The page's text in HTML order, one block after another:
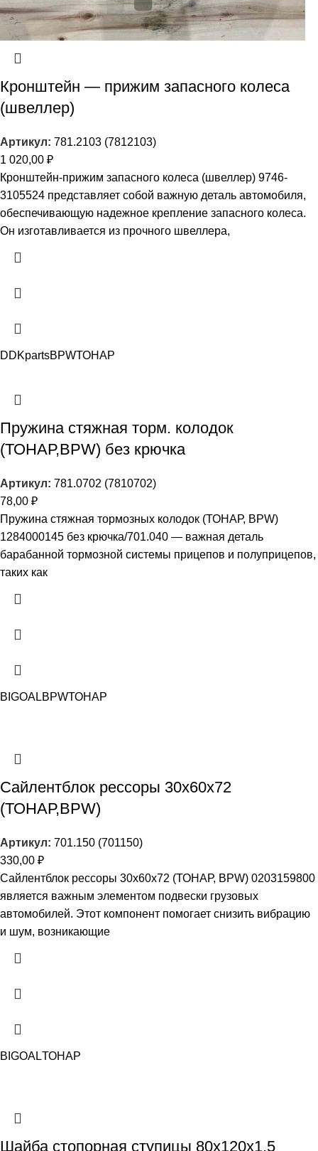
Кронштейн — прижим запасного колеса
(швеллер)
Артикул: 781.2103 (7812103)
1 020,00 ₽
Кронштейн-прижим запасного колеса (швеллер) 9746-
3105524 представляет собой важную деталь автомобиля,
обеспечивающую надежное крепление запасного колеса.
Он изготавливается из прочного швеллера,
DDKpartsBPWТОНАР
Пружина стяжная торм. колодок
(ТОНАР,BPW) без крючка
Артикул: 781.0702 (7810702)
78,00 ₽
Пружина стяжная тормозных колодок (ТОНАР, BPW)
1284000145 без крючка/701.040 — важная деталь
барабанной тормозной системы прицепов и полуприцепов,
таких как
BIGOALBPWТОНАР
Сайлентблок рессоры 30х60х72
(ТОНАР,BPW)
Артикул: 701.150 (701150)
330,00 ₽
Сайлентблок рессоры 30х60х72 (ТОНАР, BPW) 0203159800
является важным элементом подвески грузовых
автомобилей. Этот компонент помогает снизить вибрацию
и шум, возникающие
BIGOALТОНАР
Шайба стопорная ступицы 80х120х1,5